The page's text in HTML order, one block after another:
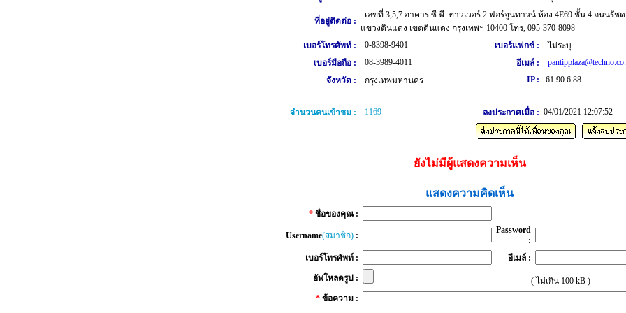
ที่อยู่ติดต่อ :
เลขที่ 3,5,7 อาคาร ซี.พี. ทาวเวอร์ 2 ฟอร์จูนทาวน์ ห้อง 4E69 ชั้น 4 ถนนรัช
แขวงดินแดง เขตดินแดง กรุงเทพฯ 10400 โทร, 095-370-8098
เบอร์โทรศัพท์ :
0-8398-9401 เบอร์แฟกซ์ :
ไม่ระบุ
เบอร์มือถือ :
08-3989-4011 อีเมล์ :
จังหวัด :
กรุงเทพมหานคร IP : 61.90.6.88
จำนวนคนเข้าชม : 1169 ลงประกาศเมื่อ : 04/01/2021 12:07:52
ยังไม่มีผู้แสดงความเห็น
แสดงความคิดเห็น
* ชื่อของคุณ :
Username(สมาชิก) :
Password
:
เบอร์โทรศัพท์ :
อีเมล์ :
อัพโหลดรูป :
( ไม่เกิน 100 kB )
* ข้อความ :